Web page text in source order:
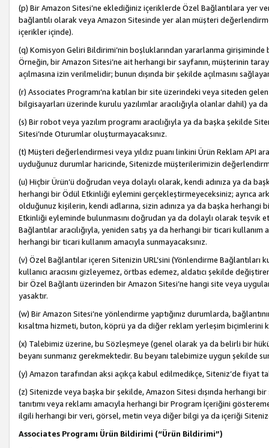
(p) Bir Amazon Sitesi’ne eklediğiniz içeriklerde Özel Bağlantılara yer
bağlantılı olarak veya Amazon Sitesinde yer alan müşteri
içerikler içinde).
(q) Komisyon Geliri Bildirimi’nin boşluklarından yararlanma
Örneğin, bir Amazon Sitesi’ne ait herhangi bir sayfanın, müşterinin
açılmasına izin verilmelidir; bunun dışında bir şekilde açılmasını
(r) Associates Programı’na katılan bir site üzerindeki veya siteden
bilgisayarları üzerinde kurulu yazılımlar aracılığıyla olanlar dahil) ya
(s) Bir robot veya yazılım programı aracılığıyla ya da başka şekilde
Sitesi’nde Oturumlar oluşturmayacaksınız.
(t) Müşteri değerlendirmesi veya yıldız puanı linkini Ürün Reklam API
uyduğunuz durumlar haricinde, Sitenizde müşterilerimizin
(u) Hiçbir Ürün’ü doğrudan veya dolaylı olarak, kendi adınıza ya da
herhangi bir Ödül Etkinliği eylemini gerçekleştirmeyeceksiniz; ayrıca
olduğunuz kişilerin, kendi adlarına, sizin adınıza ya da başka herhangi
Etkinliği eyleminde bulunmasını doğrudan ya da dolaylı olarak teşvik
Bağlantılar aracılığıyla, yeniden satış ya da herhangi bir ticari
herhangi bir ticari kullanım amacıyla sunmayacaksınız.
(v) Özel Bağlantılar içeren Sitenizin URL’sini (Yönlendirme Bağlantıları
kullanıcı aracısını gizleyemez, örtbas edemez, aldatıcı şekilde
bir Özel Bağlantı üzerinden bir Amazon Sitesi’ne hangi site veya
yasaktır.
(w) Bir Amazon Sitesi’ne yönlendirme yaptığınız durumlarda,
kısaltma hizmeti, buton, köprü ya da diğer reklam yerleşim biçimlerini
(x) Talebimiz üzerine, bu Sözleşmeye (genel olarak ya da belirli bir
beyanı sunmanız gerekmektedir. Bu beyanı talebimize uygun şekilde
(y) Amazon tarafından aksi açıkça kabul edilmedikçe, Siteniz’de fiyat
(z) Sitenizde veya başka bir şekilde, Amazon Sitesi dışında herhangi
tanıtımı veya reklamı amacıyla herhangi bir Program İçeriğini
ilgili herhangi bir veri, görsel, metin veya diğer bilgi ya da içeriği
Associates Programı Ürün Bildirimi (“Ürün Bildirimi”)